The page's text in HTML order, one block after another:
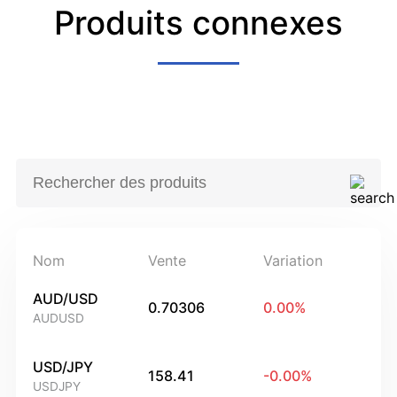
Produits connexes
Nom Vente Variation
AUD/USD
AUDUSD
0.70306 0.00%
USD/JPY
USDJPY
158.41 -0.00%